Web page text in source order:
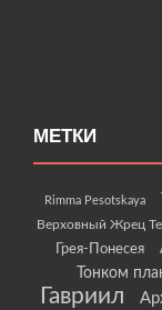
МЕТКИ
Rimma Pesotskaya
Верховный Жрец
Грея-Понесея
Тонком
Гавриил